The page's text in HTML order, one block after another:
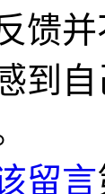
馈
到
留言